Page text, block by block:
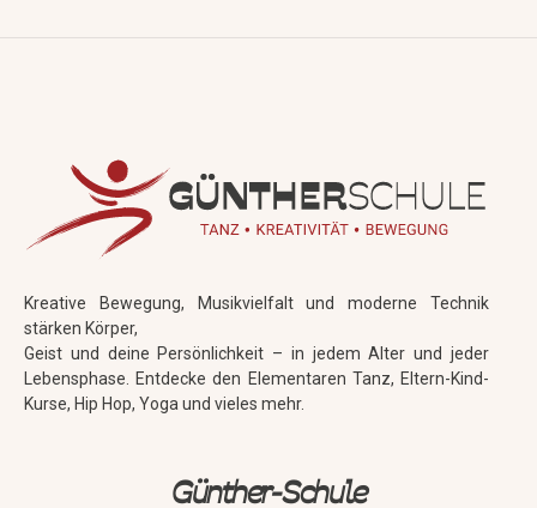
Kreative Bewegung, Musikvielfalt und moderne Technik
stärken Körper,
Geist und deine Persönlichkeit – in jedem Alter und jeder
Lebensphase. Entdecke den Elementaren Tanz, Eltern-Kind-
Kurse, Hip Hop, Yoga und vieles mehr.
Günther-Schule